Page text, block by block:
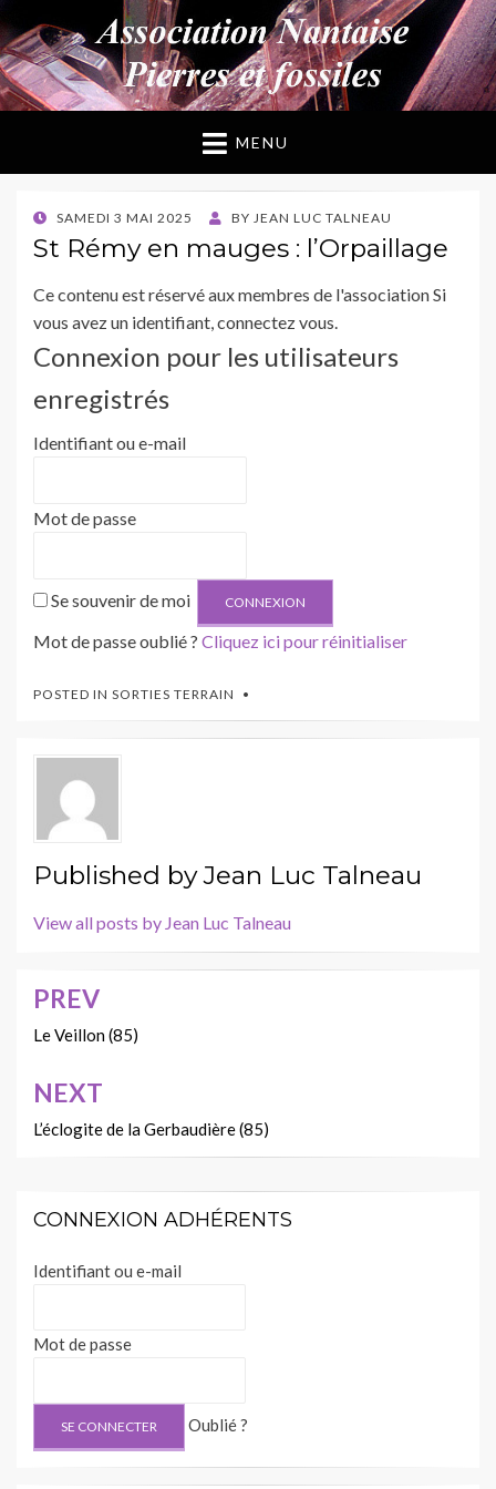
ANPF
Association Nantaise Pierres et Fossiles
MENU
POSTED
ON
SAMEDI 3 MAI 2025 BY JEAN LUC TALNEAU
St Rémy en mauges : l’Orpaillage
Ce contenu est réservé aux membres de l'association Si
vous avez un identifiant, connectez vous.
Connexion pour les utilisateurs
enregistrés
Identifiant ou e-mail
Mot de passe
Se souvenir de moi
Mot de passe oublié ? Cliquez ici pour réinitialiser
POSTED IN SORTIES TERRAIN
Published byJean Luc Talneau
View all posts by Jean Luc Talneau
Navigation
de
l’article
PREV
Le Veillon (85)
NEXT
L’éclogite de la Gerbaudière (85)
CONNEXION ADHÉRENTS
Identifiant ou e-mail
Mot de passe
Oublié ?